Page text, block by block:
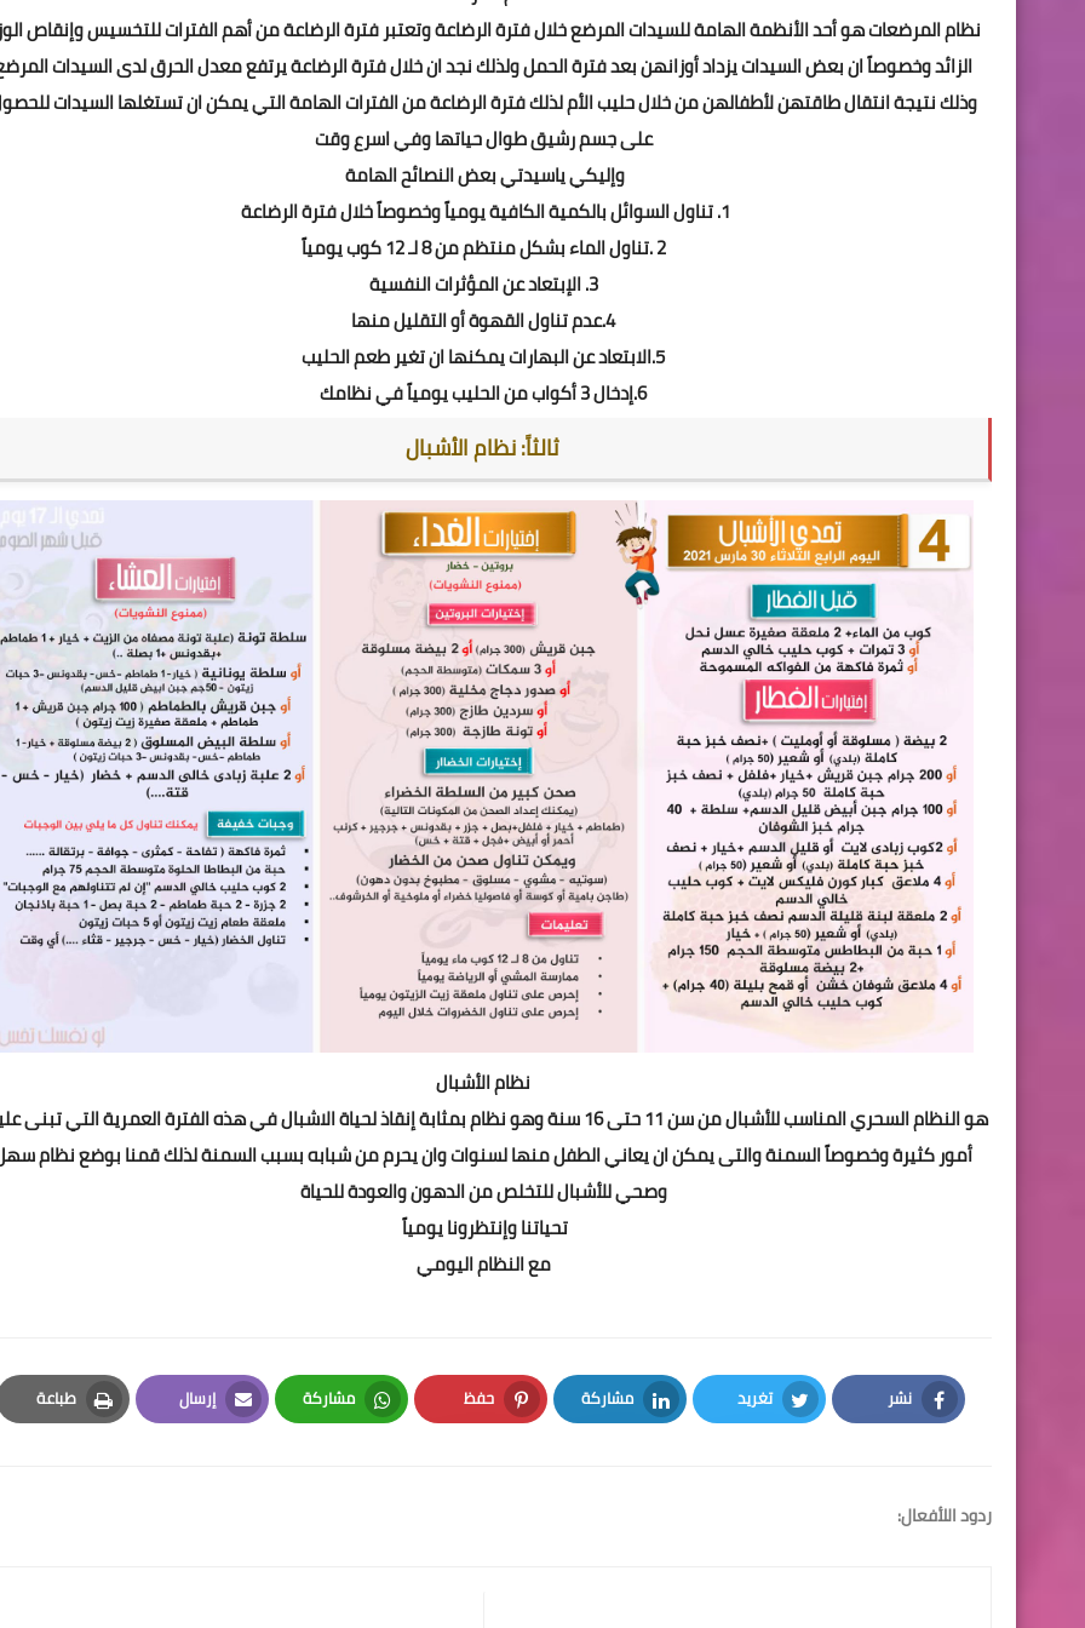
نظام المرضعات هو أحد الأنظمة الهامة للسيدات المرضع خلال فترة الرضاعة وتعتبر فترة الرضاعة من أهم الفترات للتخسيس وإنقاص
الزائد وخصوصاً ان بعض السيدات يزداد أوزانهن بعد فترة الحمل ولذلك نجد ان خلال فترة الرضاعة يرتفع معدل الحرق لدى السيدات
وذلك نتيجة انتقال طاقتهن لأطفالهن من خلال حليب الأم لذلك فترة الرضاعة من الفترات الهامة التي يمكن ان تستغلها السيدات
على جسم رشيق طوال حياتها وفي اسرع وقت
وإليكي ياسيدتي بعض النصائح الهامة
1. تناول السوائل بالكمية الكافية يومياً وخصوصاً خلال فترة الرضاعة
2 .تناول الماء بشكل منتظم من 8 لـ 12 كوب يومياً
3. الإبتعاد عن المؤثرات النفسية
4.عدم تناول القهوة أو التقليل منها
5.الابتعاد عن البهارات يمكنها ان تغير طعم الحليب
6.إدخال 3 أكواب من الحليب يومياً في نظامك
ثالثاً: نظام الأشبال
نظام الأشبال
هو النظام السحري المناسب للأشبال من سن 11 حتى 16 سنة وهو نظام بمثابة إنقاذ لحياة الاشبال في هذه الفترة العمرية التي تبنى
أمور كثيرة وخصوصاً السمنة والتى يمكن ان يعاني الطفل منها لسنوات وان يحرم من شبابه بسبب السمنة لذلك قمنا بوضع نظام
وصحي للأشبال للتخلص من الدهون والعودة للحياة
تحياتنا وإنتظرونا يومياً
مع النظام اليومي
نشر
Facebook
تغريد
Twitter
مشاركة
LinkedIn
حفظ
Pinterest
مشاركة
Whatsapp
إرسال
Email
طباعة
Print
ردود اللأفعال: